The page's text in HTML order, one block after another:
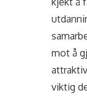
mot å
viktig